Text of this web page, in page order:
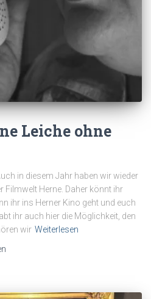
Leiche ohne
in diesem Jahr haben wir wieder
Filmwelt Herne. Daher könnt ihr
ihr ins Herner Kino geht und euch
ihr auch hier die Möglichkeit, den
wir Weiterlesen